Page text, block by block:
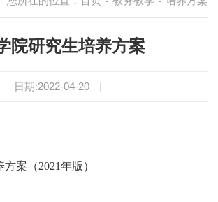
院研究生培养方案
日期:2022-04-20 |
案（2021年版）